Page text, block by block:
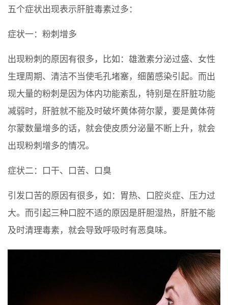
五个症状出现表示肝脏毒素过多：
症状一：粉刺增多
出现粉刺的原因有很多，比如：雄激素分泌过盛、女性
生理周期、清洁不当使毛孔堵塞，细菌感染引起。而出
现大量的粉刺是因为体内功能紊乱，特别是在肝脏功能
减弱时，肝脏就不能及时破坏黄体荷尔蒙，要是黄体荷
尔蒙数量增多的话，就会使皮质分泌量不断上升，就会
出现粉刺增多的情况。
症状二：口干、口苦、口臭
引发口苦的原因有很多，如：胃热、口腔炎症、压力过
大。而引起三种口腔不适的原因是肝胆湿热，肝脏不能
及时清理毒素，就会导致呼吸时有恶臭味。